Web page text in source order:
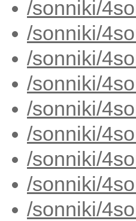
/sonniki/
/sonniki/
/sonniki/
/sonniki/
/sonniki/
/sonniki/
/sonniki/
/sonniki/
/sonniki/